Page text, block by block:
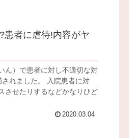
患者に虐待!内容がヤ
ん）で患者に対し不適切な対
れました。 入院患者に対
させたりするなどかなりひど
2020.03.04